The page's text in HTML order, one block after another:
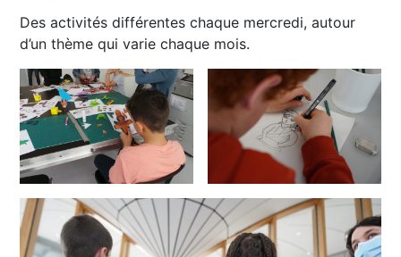
Des activités différentes chaque mercredi, autour
d’un thème qui varie chaque mois.